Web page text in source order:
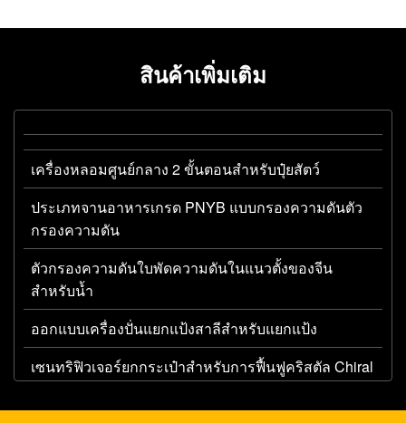
สินค้าเพิ่มเติม
เครื่องหลอมศูนย์กลาง 2 ขั้นตอนสําหรับปุ๋ยสัตว์
ประเภทจานอาหารเกรด PNYB แบบกรองความดันตัว
กรองความดัน
ตัวกรองความดันใบพัดความดันในแนวตั้งของจีน
สำหรับน้ำ
ออกแบบเครื่องปั่นแยกแป้งสาลีสำหรับแยกแป้ง
เซนทริฟิวเจอร์ยกกระเป๋าสําหรับการฟื้นฟูคริสตัล Chiral